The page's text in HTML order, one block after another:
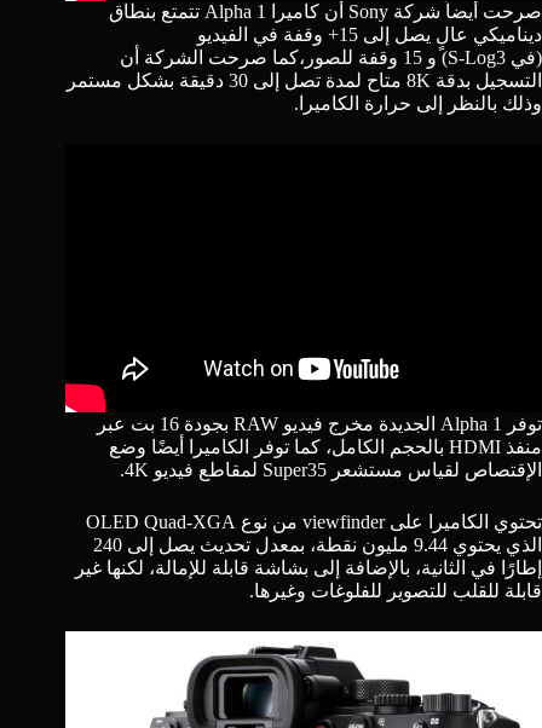
صرحت أيضاً شركة Sony أن كاميرا Alpha 1 تتمتع بنطاق
ديناميكي عالٍ يصل إلى 15+ وقفة في الفيديو
(في S-Log3) و 15 وقفة للصور،كما صرحت الشركة أن
التسجيل بدقة 8K متاح لمدة تصل إلى 30 دقيقة بشكل مستمر
وذلك بالنظر إلى حرارة الكاميرا.
توفر Alpha 1 الجديدة مخرج فيديو RAW بجودة 16 بت عبر
منفذ HDMI بالحجم الكامل، كما توفر الكاميرا أيضًا وضع
الإقتصاص لقياس مستشعر Super35 لمقاطع فيديو 4K.
تحتوي الكاميرا على viewfinder من نوع OLED Quad-XGA
الذي يحتوي 9.44 مليون نقطة، بمعدل تحديث يصل إلى 240
إطارًا في الثانية، بالإضافة إلى بشاشة قابلة للإمالة، لكنها غير
قابلة للقلب للتصوير للفلوغات وغيرها.